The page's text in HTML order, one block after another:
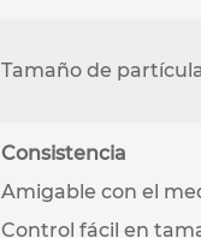
Tamaño de
Consistencia
Amigable con el
Control fácil en